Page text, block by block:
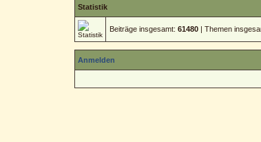
Statistik
Beiträge insgesamt: 61480| Themen
Anmelden